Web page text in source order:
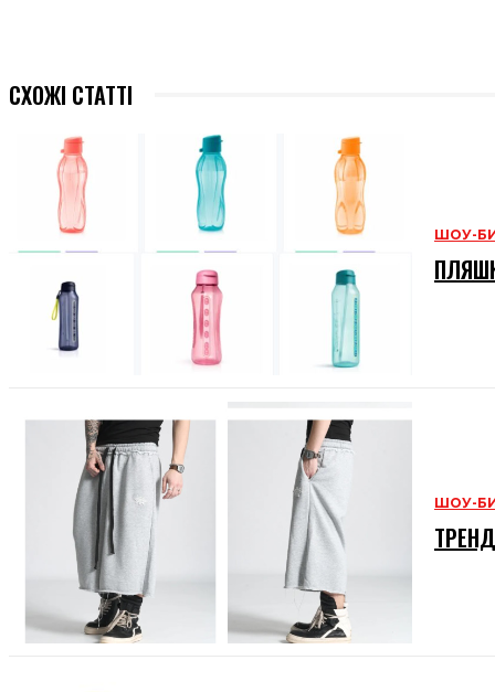
СХОЖІ СТАТТІ
ШОУ-
ШОУ-